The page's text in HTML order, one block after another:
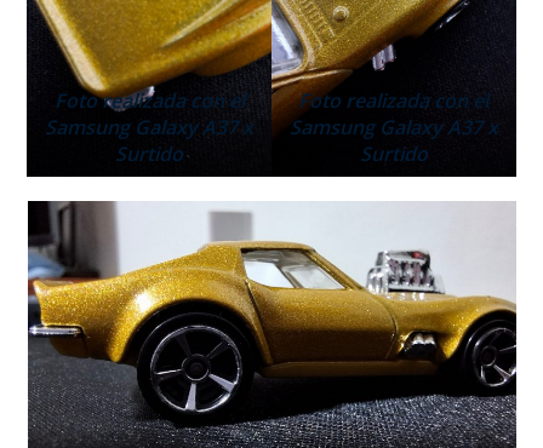
Foto realizada con el
Samsung Galaxy A37 x
Surtido
Foto realizada con el
Samsung Galaxy A37 x
Surtido